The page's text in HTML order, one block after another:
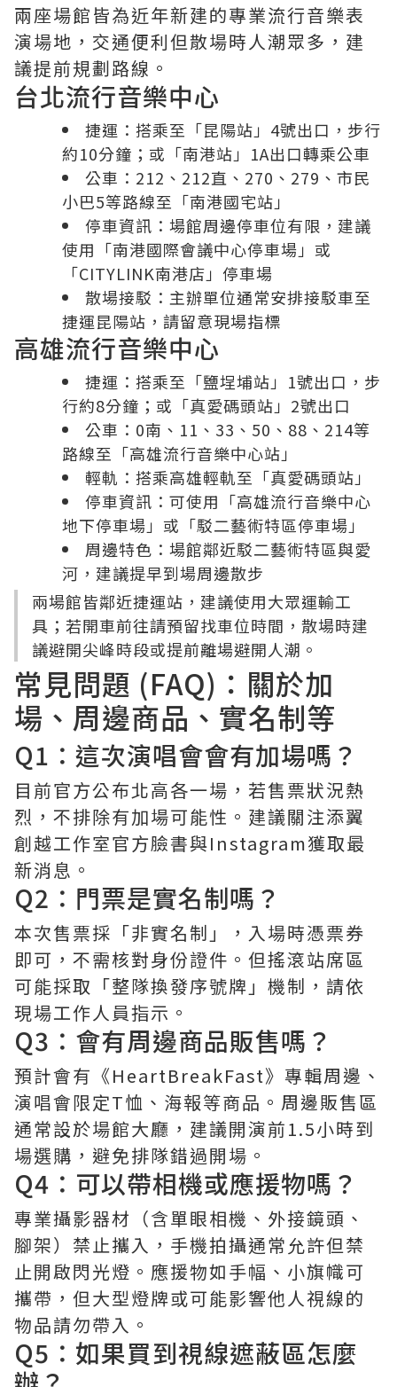
兩座場館皆為近年新建的專業流行音樂表
演場地，交通便利但散場時人潮眾多，建
議提前規劃路線。
台北流行音樂中心
捷運：搭乘至「昆陽站」4號出口，步行
約10分鐘；或「南港站」1A出口轉乘公車
公車：212、212直、270、279、市民
小巴5等路線至「南港國宅站」
停車資訊：場館周邊停車位有限，建議
使用「南港國際會議中心停車場」或
「CITYLINK南港店」停車場
散場接駁：主辦單位通常安排接駁車至
捷運昆陽站，請留意現場指標
高雄流行音樂中心
捷運：搭乘至「鹽埕埔站」1號出口，步
行約8分鐘；或「真愛碼頭站」2號出口
公車：0南、11、33、50、88、214等
路線至「高雄流行音樂中心站」
輕軌：搭乘高雄輕軌至「真愛碼頭站」
停車資訊：可使用「高雄流行音樂中心
地下停車場」或「駁二藝術特區停車場」
周邊特色：場館鄰近駁二藝術特區與愛
河，建議提早到場周邊散步
兩場館皆鄰近捷運站，建議使用大眾運輸工
具；若開車前往請預留找車位時間，散場時建
議避開尖峰時段或提前離場避開人潮。
常見問題 (FAQ)：關於加
場、周邊商品、實名制等
Q1：這次演唱會會有加場嗎？
目前官方公布北高各一場，若售票狀況熱
烈，不排除有加場可能性。建議關注添翼
創越工作室官方臉書與Instagram獲取最
新消息。
Q2：門票是實名制嗎？
本次售票採「非實名制」，入場時憑票券
即可，不需核對身份證件。但搖滾站席區
可能採取「整隊換發序號牌」機制，請依
現場工作人員指示。
Q3：會有周邊商品販售嗎？
預計會有《HeartBreakFast》專輯周邊、
演唱會限定T恤、海報等商品。周邊販售區
通常設於場館大廳，建議開演前1.5小時到
場選購，避免排隊錯過開場。
Q4：可以帶相機或應援物嗎？
專業攝影器材（含單眼相機、外接鏡頭、
腳架）禁止攜入，手機拍攝通常允許但禁
止開啟閃光燈。應援物如手幅、小旗幟可
攜帶，但大型燈牌或可能影響他人視線的
物品請勿帶入。
Q5：如果買到視線遮蔽區怎麼